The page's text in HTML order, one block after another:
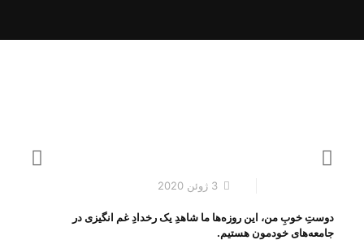
3 ژوئن 2020
دوستِ خوبِ من، این روزه‌ها ما شاهدِ یک رخدادِ غم انگیزی در
جامعه‌های خودمون هستیم.